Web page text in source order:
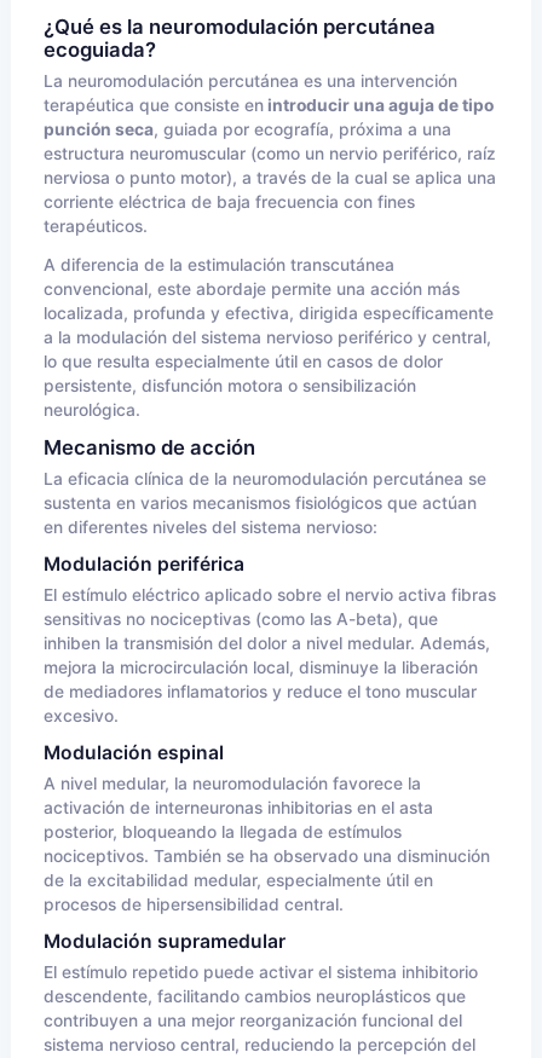
¿Qué es la neuromodulación percutánea
ecoguiada?
La neuromodulación percutánea es una intervención
terapéutica que consiste en introducir una aguja de tipo
punción seca, guiada por ecografía, próxima a una
estructura neuromuscular (como un nervio periférico, raíz
nerviosa o punto motor), a través de la cual se aplica una
corriente eléctrica de baja frecuencia con fines
terapéuticos.
A diferencia de la estimulación transcutánea
convencional, este abordaje permite una acción más
localizada, profunda y efectiva, dirigida específicamente
a la modulación del sistema nervioso periférico y central,
lo que resulta especialmente útil en casos de dolor
persistente, disfunción motora o sensibilización
neurológica.
Mecanismo de acción
La eficacia clínica de la neuromodulación percutánea se
sustenta en varios mecanismos fisiológicos que actúan
en diferentes niveles del sistema nervioso:
Modulación periférica
El estímulo eléctrico aplicado sobre el nervio activa fibras
sensitivas no nociceptivas (como las A-beta), que
inhiben la transmisión del dolor a nivel medular. Además,
mejora la microcirculación local, disminuye la liberación
de mediadores inflamatorios y reduce el tono muscular
excesivo.
Modulación espinal
A nivel medular, la neuromodulación favorece la
activación de interneuronas inhibitorias en el asta
posterior, bloqueando la llegada de estímulos
nociceptivos. También se ha observado una disminución
de la excitabilidad medular, especialmente útil en
procesos de hipersensibilidad central.
Modulación supramedular
El estímulo repetido puede activar el sistema inhibitorio
descendente, facilitando cambios neuroplásticos que
contribuyen a una mejor reorganización funcional del
sistema nervioso central, reduciendo la percepción del